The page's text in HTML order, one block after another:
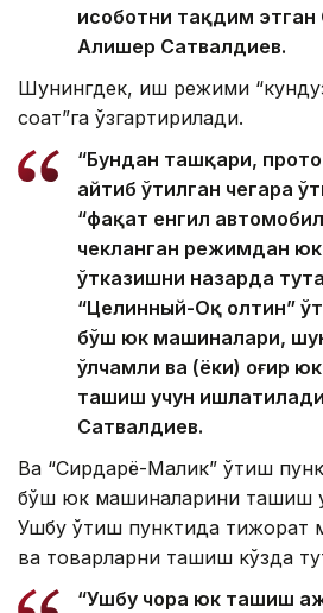
ҳисоботни тақдим
Алишер Сатвалдиев.
Шунингдек, иш режими
соат”га ўзгартирилади.
“Бундан ташқари,
айтиб ўтилган чегара
“фақат енгил
чекланган режимдан
ўтказишни назарда
“Целинный-Оқ олтин”
бўш юк машиналари,
ўлчамли ва (ёки) оғир
ташиш учун
Сатвалдиев.
Ва “Сирдарё-Малик” ўтиш
бўш юк машиналарини ташиш
Ушбу ўтиш пунктида тижорат
ва товарларни ташиш кўзда
“Ушбу чора юк ташиш